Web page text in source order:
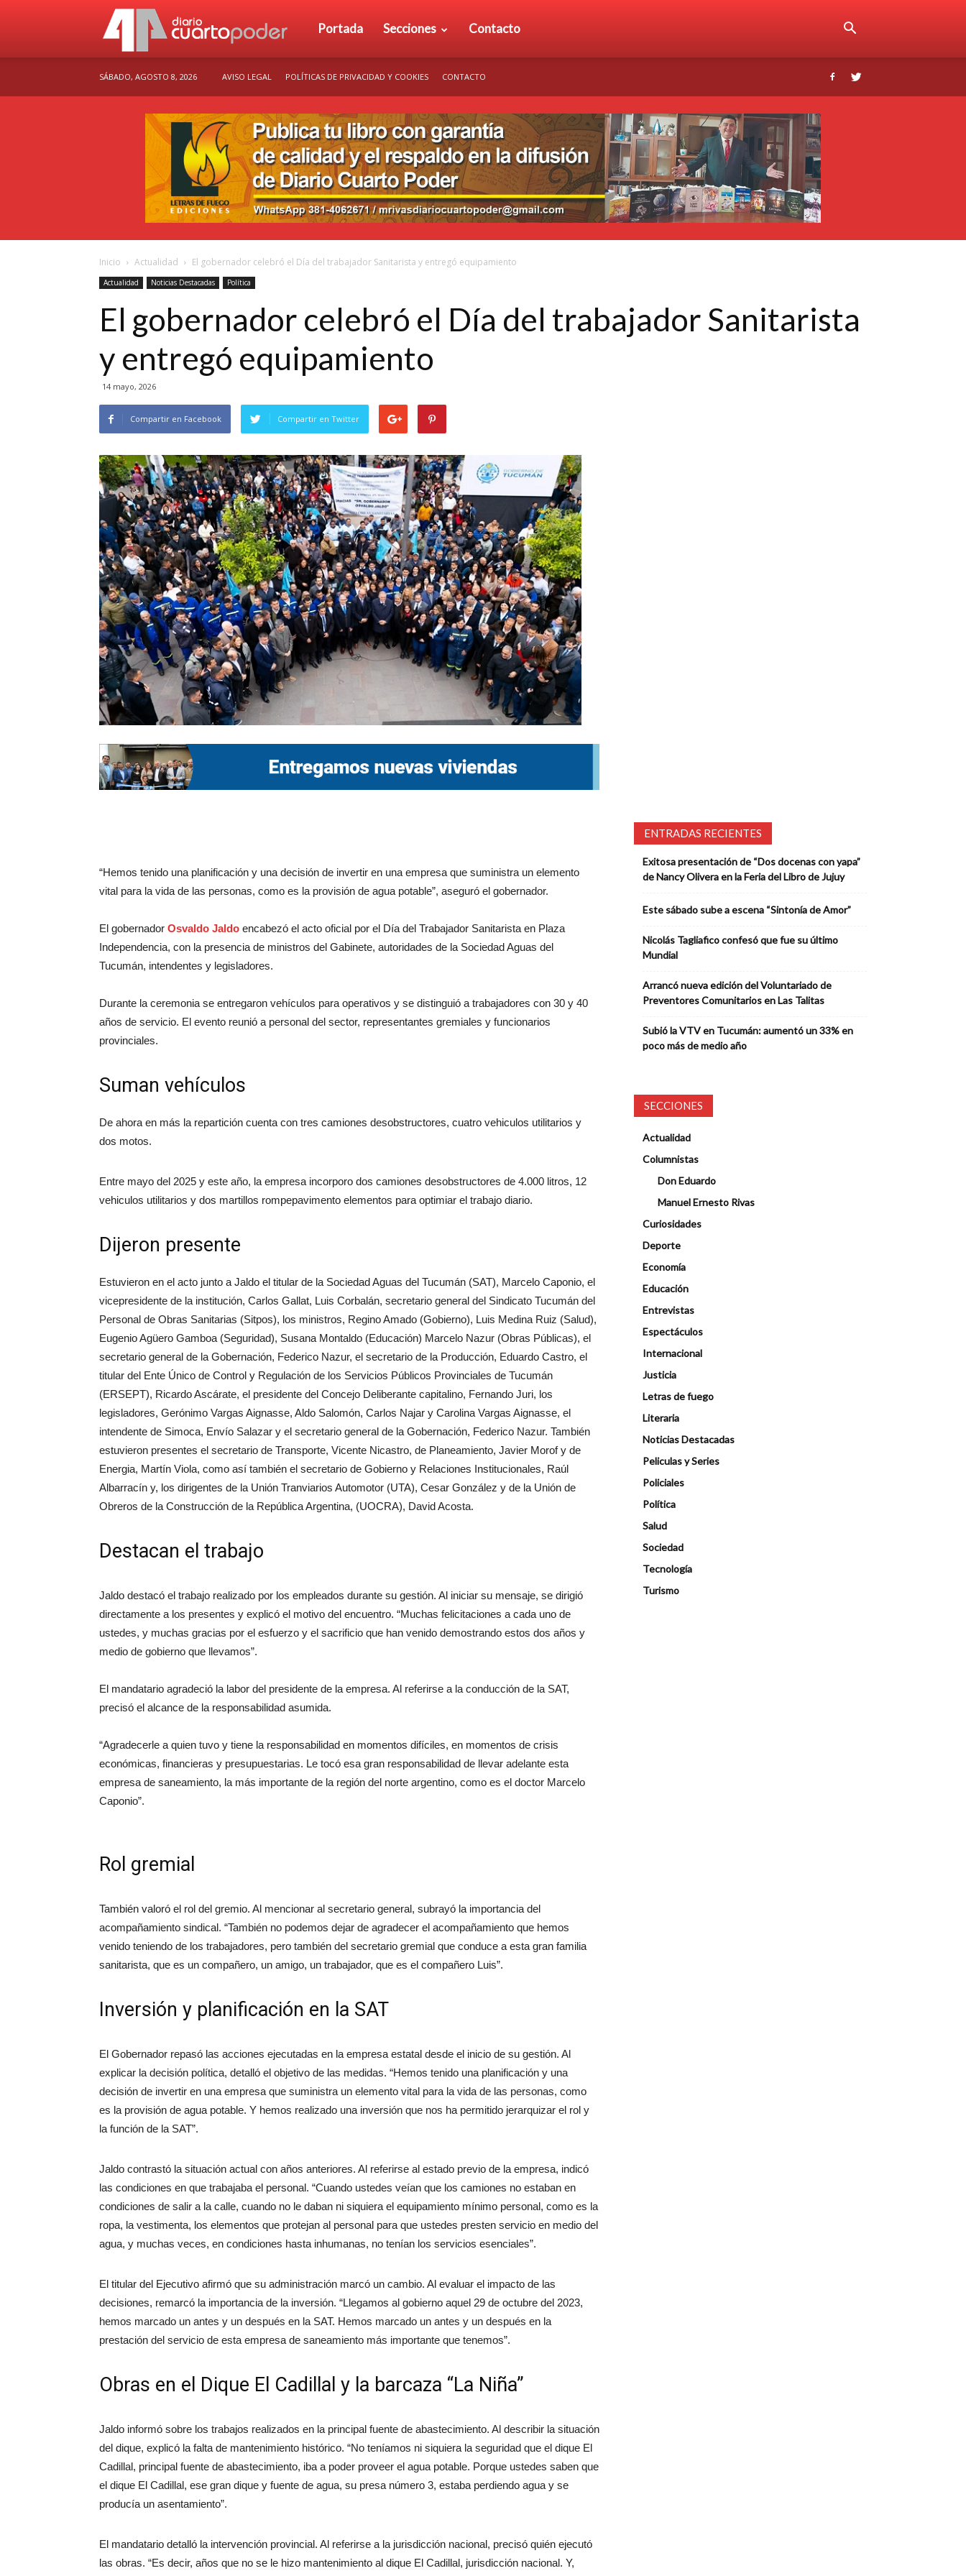
Diario
Poder
Portada Secciones Contacto
SÁBADO, AGOSTO 8, 2026 AVISO LEGAL POLÍTICAS DE PRIVACIDAD Y COOKIES CONTACTO
Inicio Actualidad El gobernador celebró el Día del trabajador Sanitarista y entregó equipamiento
Actualidad Noticias Destacadas Política
El gobernador celebró el Día del trabajador Sanitarista
y entregó equipamiento
14 mayo, 2026
Compartir en Facebook Compartir en Twitter
“Hemos tenido una planificación y una decisión de invertir en una empresa que suministra un elemento
vital para la vida de las personas, como es la provisión de agua potable”, aseguró el gobernador.
El gobernador Osvaldo Jaldo encabezó el acto oficial por el Día del Trabajador Sanitarista en Plaza
Independencia, con la presencia de ministros del Gabinete, autoridades de la Sociedad Aguas del
Tucumán, intendentes y legisladores.
Durante la ceremonia se entregaron vehículos para operativos y se distinguió a trabajadores con 30 y 40
años de servicio. El evento reunió a personal del sector, representantes gremiales y funcionarios
provinciales.
Suman vehículos
De ahora en más la repartición cuenta con tres camiones desobstructores, cuatro vehiculos utilitarios y
dos motos.
Entre mayo del 2025 y este año, la empresa incorporo dos camiones desobstructores de 4.000 litros, 12
vehiculos utilitarios y dos martillos rompepavimento elementos para optimiar el trabajo diario.
Dijeron presente
Estuvieron en el acto junto a Jaldo el titular de la Sociedad Aguas del Tucumán (SAT), Marcelo Caponio, el
vicepresidente de la institución, Carlos Gallat, Luis Corbalán, secretario general del Sindicato Tucumán del
Personal de Obras Sanitarias (Sitpos), los ministros, Regino Amado (Gobierno), Luis Medina Ruiz (Salud),
Eugenio Agüero Gamboa (Seguridad), Susana Montaldo (Educación) Marcelo Nazur (Obras Públicas), el
secretario general de la Gobernación, Federico Nazur, el secretario de la Producción, Eduardo Castro, el
titular del Ente Único de Control y Regulación de los Servicios Públicos Provinciales de Tucumán
(ERSEPT), Ricardo Ascárate, el presidente del Concejo Deliberante capitalino, Fernando Juri, los
legisladores, Gerónimo Vargas Aignasse, Aldo Salomón, Carlos Najar y Carolina Vargas Aignasse, el
intendente de Simoca, Envío Salazar y el secretario general de la Gobernación, Federico Nazur. También
estuvieron presentes el secretario de Transporte, Vicente Nicastro, de Planeamiento, Javier Morof y de
Energia, Martín Viola, como así también el secretario de Gobierno y Relaciones Institucionales, Raúl
Albarracín y, los dirigentes de la Unión Tranviarios Automotor (UTA), Cesar González y de la Unión de
Obreros de la Construcción de la República Argentina, (UOCRA), David Acosta.
Destacan el trabajo
Jaldo destacó el trabajo realizado por los empleados durante su gestión. Al iniciar su mensaje, se dirigió
directamente a los presentes y explicó el motivo del encuentro. “Muchas felicitaciones a cada uno de
ustedes, y muchas gracias por el esfuerzo y el sacrificio que han venido demostrando estos dos años y
medio de gobierno que llevamos”.
El mandatario agradeció la labor del presidente de la empresa. Al referirse a la conducción de la SAT,
precisó el alcance de la responsabilidad asumida.
“Agradecerle a quien tuvo y tiene la responsabilidad en momentos difíciles, en momentos de crisis
económicas, financieras y presupuestarias. Le tocó esa gran responsabilidad de llevar adelante esta
empresa de saneamiento, la más importante de la región del norte argentino, como es el doctor Marcelo
Caponio”.
Rol gremial
También valoró el rol del gremio. Al mencionar al secretario general, subrayó la importancia del
acompañamiento sindical. “También no podemos dejar de agradecer el acompañamiento que hemos
venido teniendo de los trabajadores, pero también del secretario gremial que conduce a esta gran familia
sanitarista, que es un compañero, un amigo, un trabajador, que es el compañero Luis”.
Inversión y planificación en la SAT
El Gobernador repasó las acciones ejecutadas en la empresa estatal desde el inicio de su gestión. Al
explicar la decisión política, detalló el objetivo de las medidas. “Hemos tenido una planificación y una
decisión de invertir en una empresa que suministra un elemento vital para la vida de las personas, como
es la provisión de agua potable. Y hemos realizado una inversión que nos ha permitido jerarquizar el rol y
la función de la SAT”.
Jaldo contrastó la situación actual con años anteriores. Al referirse al estado previo de la empresa, indicó
las condiciones en que trabajaba el personal. “Cuando ustedes veían que los camiones no estaban en
condiciones de salir a la calle, cuando no le daban ni siquiera el equipamiento mínimo personal, como es la
ropa, la vestimenta, los elementos que protejan al personal para que ustedes presten servicio en medio del
agua, y muchas veces, en condiciones hasta inhumanas, no tenían los servicios esenciales”.
El titular del Ejecutivo afirmó que su administración marcó un cambio. Al evaluar el impacto de las
decisiones, remarcó la importancia de la inversión. “Llegamos al gobierno aquel 29 de octubre del 2023,
hemos marcado un antes y un después en la SAT. Hemos marcado un antes y un después en la
prestación del servicio de esta empresa de saneamiento más importante que tenemos”.
Obras en el Dique El Cadillal y la barcaza “La Niña”
Jaldo informó sobre los trabajos realizados en la principal fuente de abastecimiento. Al describir la situación
del dique, explicó la falta de mantenimiento histórico. “No teníamos ni siquiera la seguridad que el dique El
Cadillal, principal fuente de abastecimiento, iba a poder proveer el agua potable. Porque ustedes saben que
el dique El Cadillal, ese gran dique y fuente de agua, su presa número 3, estaba perdiendo agua y se
producía un asentamiento”.
El mandatario detalló la intervención provincial. Al referirse a la jurisdicción nacional, precisó quién ejecutó
las obras. “Es decir, años que no se le hizo mantenimiento al dique El Cadillal, jurisdicción nacional. Y,
ENTRADAS RECIENTES
Exitosa presentación de “Dos docenas con yapa”
de Nancy Olivera en la Feria del Libro de Jujuy
Este sábado sube a escena “Sintonía de Amor”
Nicolás Tagliafico confesó que fue su último
Mundial
Arrancó nueva edición del Voluntariado de
Preventores Comunitarios en Las Talitas
Subió la VTV en Tucumán: aumentó un 33% en
poco más de medio año
SECCIONES
Actualidad
Columnistas
Don Eduardo
Manuel Ernesto Rivas
Curiosidades
Deporte
Economía
Educación
Entrevistas
Espectáculos
Internacional
Justicia
Letras de fuego
Literaria
Noticias Destacadas
Peliculas y Series
Policiales
Política
Salud
Sociedad
Tecnología
Turismo